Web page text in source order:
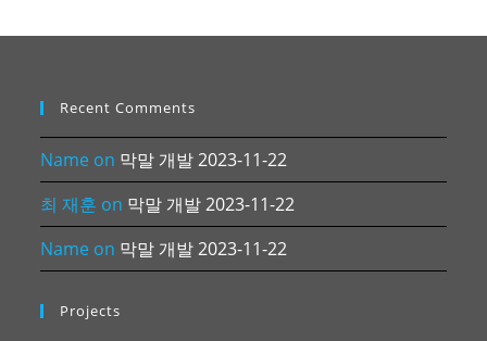
Recent Comments
Name on 막말 개발 2023-11-22
최 재훈 on 막말 개발 2023-11-22
Name on 막말 개발 2023-11-22
Projects